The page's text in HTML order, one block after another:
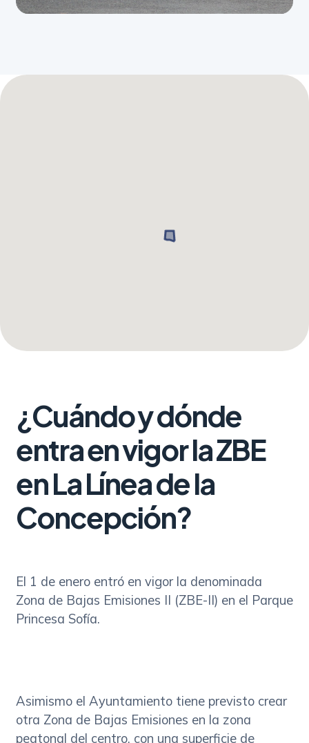
¿Cuándo y dónde
entra en vigor la ZBE
en La Línea de la
Concepción?
El 1 de enero entró en vigor la denominada
Zona de Bajas Emisiones II (ZBE-II) en el Parque
Princesa Sofía.
Asimismo el Ayuntamiento tiene previsto crear
otra Zona de Bajas Emisiones en la zona
peatonal del centro, con una superficie de